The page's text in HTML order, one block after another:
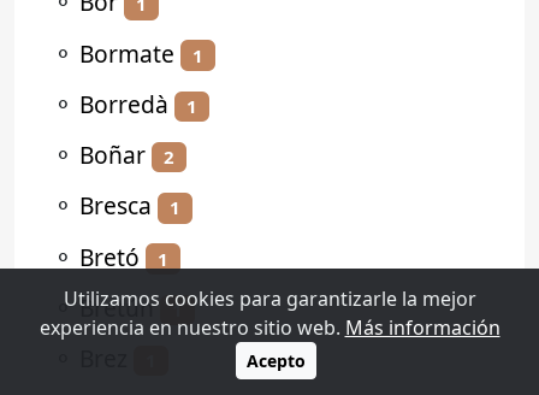
⚬ Bormate 1
⚬ Borredà 1
⚬ Boñar 2
⚬ Bresca 1
⚬ Bretó 1
⚬Bretún 1
Utilizamos cookies para garantizarle la mejor
experiencia en nuestro sitio web. Más información
Acepto